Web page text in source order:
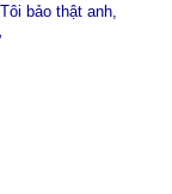
bảo thật anh,